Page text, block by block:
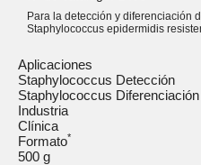
Para la detección y diferenciación
Staphylococcus epidermidis
Aplicaciones
Staphylococcus Detección
Staphylococcus Diferenciación
Industria
Clínica
Formato*
500 g